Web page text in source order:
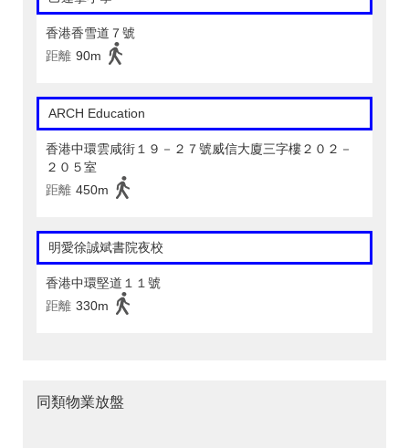
香港香雪道７號
距離 90m
ARCH Education
香港中環雲咸街１９－２７號威信大廈三字樓２０２－
２０５室
距離 450m
明愛徐誠斌書院夜校
香港中環堅道１１號
距離 330m
同類物業放盤